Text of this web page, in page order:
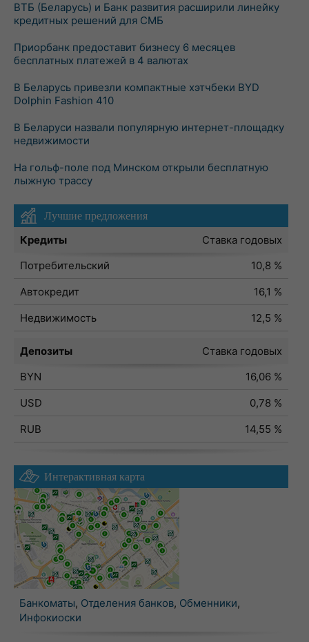
ВТБ (Беларусь) и Банк развития расширили линейку
кредитных решений для СМБ
Приорбанк предоставит бизнесу 6 месяцев
бесплатных платежей в 4 валютах
В Беларусь привезли компактные хэтчбеки BYD
Dolphin Fashion 410
В Беларуси назвали популярную интернет-площадку
недвижимости
На гольф-поле под Минском открыли бесплатную
лыжную трассу
Лучшие предложения
Кредиты
Ставка годовых
Потребительский
10,8 %
Автокредит
16,1 %
Недвижимость
12,5 %
Депозиты
Ставка годовых
BYN
16,06 %
USD
0,78 %
RUB
14,55 %
Интерактивная карта
Банкоматы, Отделения банков, Обменники,
Инфокиоски